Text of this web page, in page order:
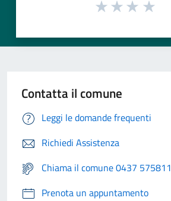
Contatta il comune
Leggi le domande frequenti
Richiedi Assistenza
Chiama il comune 0437 575811
Prenota un appuntamento